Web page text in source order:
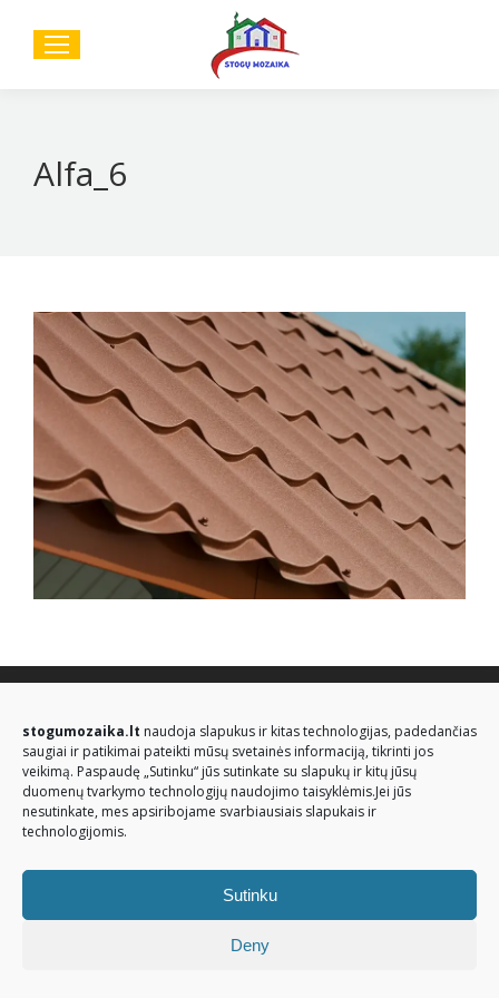
stogumozaika.lt naudoja slapukus ir kitas technologijas, padedančias
saugiai ir patikimai pateikti mūsų svetainės informaciją, tikrinti jos
veikimą. Paspaudę „Sutinku“ jūs sutinkate su slapukų ir kitų jūsų
duomenų tvarkymo technologijų naudojimo taisyklėmis.Jei jūs
nesutinkate, mes apsiribojame svarbiausiais slapukais ir
technologijomis.
Sutinku
Deny
Alfa_6